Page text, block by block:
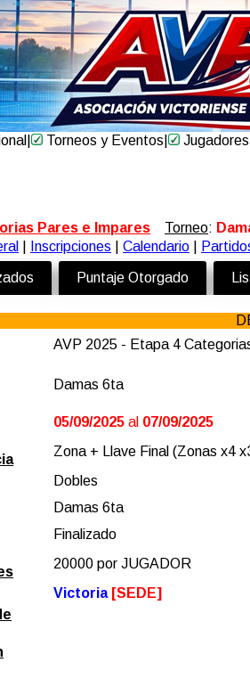
Torneos y Eventos Jugadores
Pares e Impares Torneo:
Inscripciones Calendario
Puntaje Otorgado
AVP 2025 - Etapa 4
Damas 6ta
05/09/2025 al 07/09/2025
Zona + Llave Final (Zonas x4
Dobles
Damas 6ta
Finalizado
20000 por JUGADOR
Victoria [SEDE]